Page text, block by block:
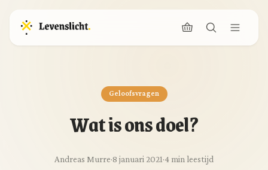
Geloofsvragen
Wat is ons doel?
Andreas Murre·8 januari 2021·4 min leestijd